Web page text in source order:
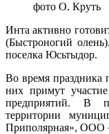
фото О. Круть
Инта активно
(Быстроногий
поселка Юсьтыдор.
Во время праздника
них примут
предприятий. В
территории
Приполярная», ООО